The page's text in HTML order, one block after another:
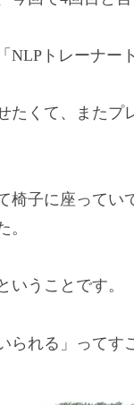
トレーナー
たくて、また
椅子に座って
。
うことです。
られる」ってす